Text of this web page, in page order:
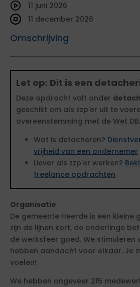
Omschrijving
11 juni 2026
11 december 2026
Let op: Dit is een
Deze opdracht valt onder
geschikt om als zzp'er uit te
overeenstemming met de Wet
Wat is detacheren?
vrijheid van een ondernemer
Liever als zzp'er werken?
freelance opdrachten
Organisatie
De gemeente Heerde is een kleine
zijn de lijnen kort, de onderlinge
de werksfeer goed. We stimuleren
hebben aandacht voor elkaar. Je
voelen!
We hebben ongeveer 215